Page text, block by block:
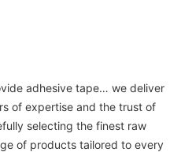
adhesive tape… we deliver
of expertise and the trust of
selecting the finest raw
of products tailored to every